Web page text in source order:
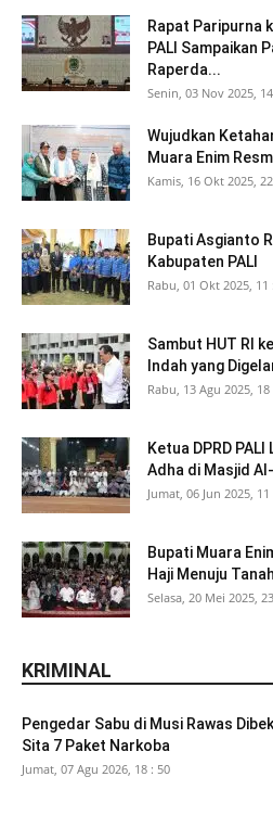
Rapat Paripurna
PALI Sampaikan
Raperda...
Senin, 03 Nov 2025,
Wujudkan
Muara Enim
Kamis, 16 Okt 2025,
Bupati Asgianto
Kabupaten PALI
Rabu, 01 Okt 2025, 11
Sambut HUT RI
Indah yang
Rabu, 13 Agu 2025, 18
Ketua DPRD
Adha di Masjid
Jumat, 06 Jun 2025, 11
Bupati Muara
Haji Menuju
Selasa, 20 Mei 2025,
KRIMINAL
Pengedar Sabu di Musi Rawas
Sita 7 Paket Narkoba
Jumat, 07 Agu 2026, 18 : 50